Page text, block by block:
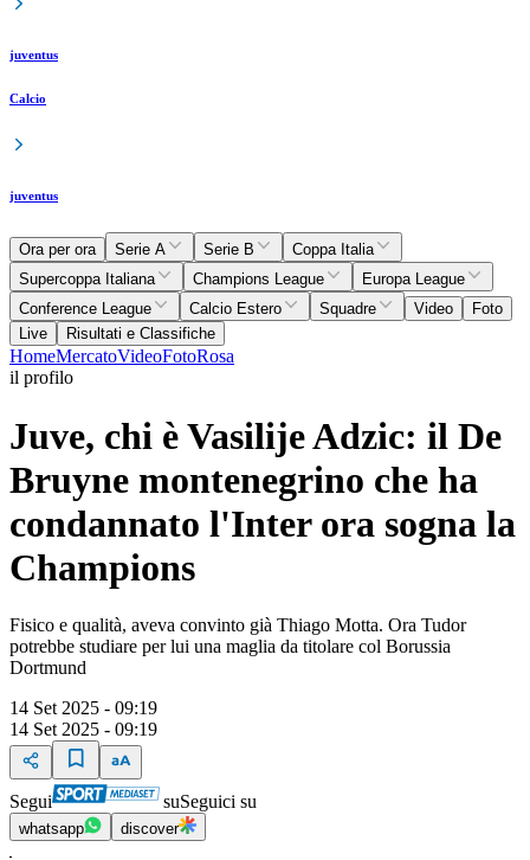
juventus
Calcio
juventus
Ora per ora Serie A Serie B
Coppa Italia
Supercoppa Italiana
Champions League
Europa League
Conference League
Calcio Estero Squadre Video
Foto
Live
Risultati e Classifiche
HomeMercatoVideoFotoRosa
il profilo
Juve, chi è Vasilije Adzic: il De
Bruyne montenegrino che ha
condannato l'Inter ora sogna la
Champions
Fisico e qualità, aveva convinto già Thiago Motta. Ora Tudor
potrebbe studiare per lui una maglia da titolare col Borussia
Dortmund
14 Set 2025 - 09:19
14 Set 2025 - 09:19
Segui suSeguici su
whatsapp discover